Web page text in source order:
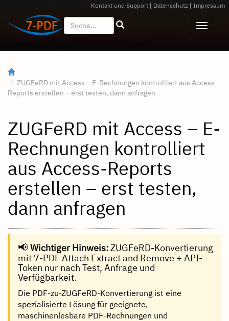
Kontakt und Support | Datenschutz | Impressum
ZUGFeRD mit Access – E-Rechnungen kontrolliert aus Access-
Reports erstellen – erst testen, dann anfragen
ZUGFeRD mit Access – E-
Rechnungen kontrolliert
aus Access-Reports
erstellen – erst testen,
dann anfragen
📢Wichtiger Hinweis:ZUGFeRD-Konvertierung
mit 7-PDF Attach Extract and Remove + API-
Token nur nach Test, Anfrage und
Verfügbarkeit.
Die PDF-zu-ZUGFeRD-Konvertierung ist eine
spezialisierte Lösung für geeignete,
maschinenlesbare PDF-Rechnungen und